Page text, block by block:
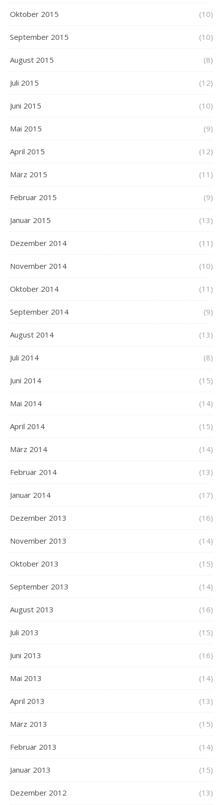
Oktober 2015 (10)
September 2015 (10)
August 2015 (8)
Juli 2015 (12)
Juni 2015 (10)
Mai 2015 (9)
April 2015 (12)
März 2015 (11)
Februar 2015 (9)
Januar 2015 (13)
Dezember 2014 (11)
November 2014 (10)
Oktober 2014 (11)
September 2014 (9)
August 2014 (13)
Juli 2014 (8)
Juni 2014 (15)
Mai 2014 (14)
April 2014 (15)
März 2014 (14)
Februar 2014 (13)
Januar 2014 (17)
Dezember 2013 (16)
November 2013 (14)
Oktober 2013 (15)
September 2013 (14)
August 2013 (16)
Juli 2013 (15)
Juni 2013 (16)
Mai 2013 (14)
April 2013 (13)
März 2013 (15)
Februar 2013 (14)
Januar 2013 (15)
Dezember 2012 (13)